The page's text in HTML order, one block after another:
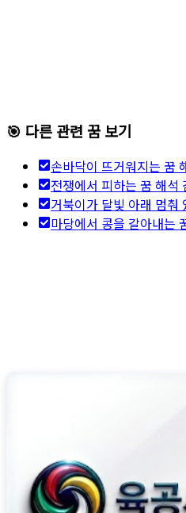
🎯 다른 관련 꿈 보기
손바닥이 뜨거워지는 꿈
전쟁에서 피하는 꿈 해석
거북이가 달빛 아래 멈춰
마당에서 콩을 갈아내는